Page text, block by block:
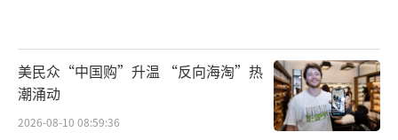
美民众“中国购”升温 “反向海淘”热
潮涌动
2026-08-10 08:59:36